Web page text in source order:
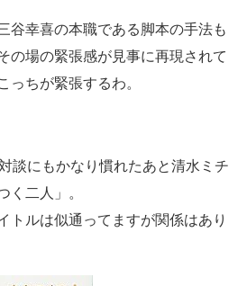
谷幸喜の本職である脚本の手法も
の場の緊張感が見事に再現されて
っちが緊張するわ。
談にもかなり慣れたあと清水ミチ
く二人」。
トルは似通ってますが関係はあり